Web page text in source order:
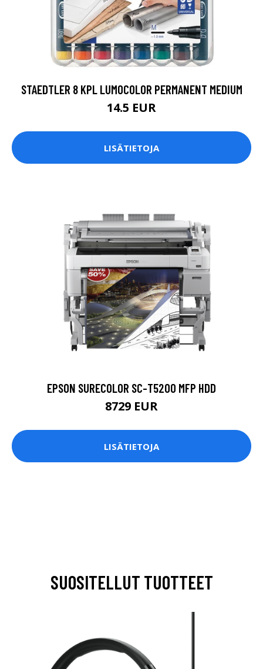
STAEDTLER 8 KPL LUMOCOLOR PERMANENT MEDIUM
14.5 EUR
LISÄTIETOJA
EPSON SURECOLOR SC-T5200 MFP HDD
8729 EUR
LISÄTIETOJA
SUOSITELLUT TUOTTEET